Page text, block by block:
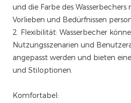
und die Farbe des
Vorlieben und Bedürfnissen
2. Flexibilität: Wasserbecher
Nutzungsszenarien und
angepasst werden und bieten
und Stiloptionen.
Komfortabel: